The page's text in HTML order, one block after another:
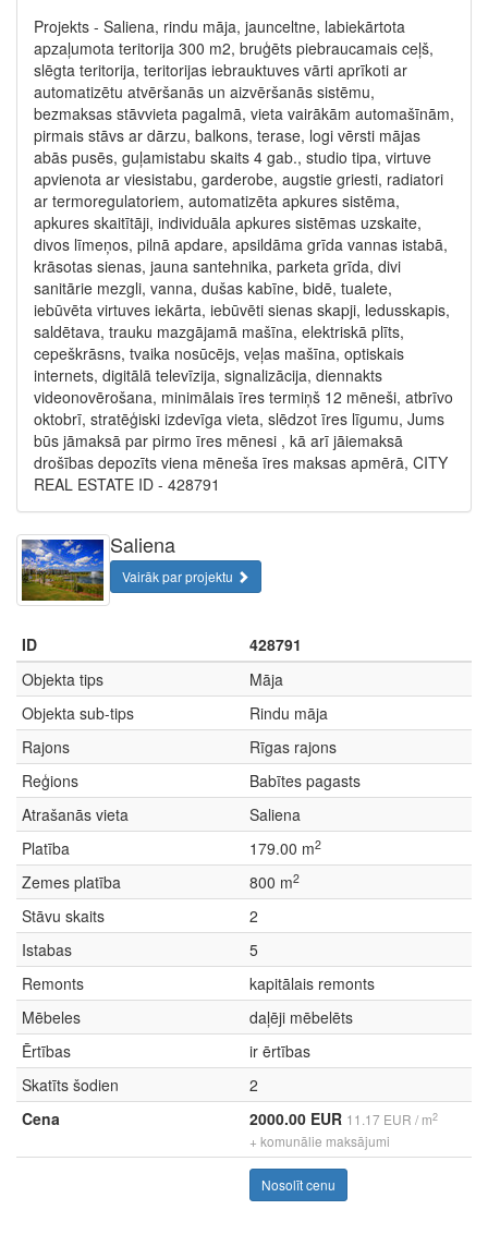
Projekts - Saliena, rindu māja, jaunceltne, labiekārtota
apzaļumota teritorija 300 m2, bruģēts piebraucamais ceļš,
slēgta teritorija, teritorijas iebrauktuves vārti aprīkoti ar
automatizētu atvēršanās un aizvēršanās sistēmu,
bezmaksas stāvvieta pagalmā, vieta vairākām automašīnām,
pirmais stāvs ar dārzu, balkons, terase, logi vērsti mājas
abās pusēs, guļamistabu skaits 4 gab., studio tipa, virtuve
apvienota ar viesistabu, garderobe, augstie griesti, radiatori
ar termoregulatoriem, automatizēta apkures sistēma,
apkures skaitītāji, individuāla apkures sistēmas uzskaite,
divos līmeņos, pilnā apdare, apsildāma grīda vannas istabā,
krāsotas sienas, jauna santehnika, parketa grīda, divi
sanitārie mezgli, vanna, dušas kabīne, bidē, tualete,
iebūvēta virtuves iekārta, iebūvēti sienas skapji, ledusskapis,
saldētava, trauku mazgājamā mašīna, elektriskā plīts,
cepeškrāsns, tvaika nosūcējs, veļas mašīna, optiskais
internets, digitālā televīzija, signalizācija, diennakts
videonovērošana, minimālais īres termiņš 12 mēneši, atbrīvo
oktobrī, stratēģiski izdevīga vieta, slēdzot īres līgumu, Jums
būs jāmaksā par pirmo īres mēnesi , kā arī jāiemaksā
drošības depozīts viena mēneša īres maksas apmērā, CITY
REAL ESTATE ID - 428791
Saliena
Vairāk par projektu
ID
428791
Objekta tips
Māja
Objekta sub-tips
Rindu māja
Rajons
Rīgas rajons
Reģions
Babītes pagasts
Atrašanās vieta
Saliena
Platība
179.00 m2
Zemes platība 800 m2
Stāvu skaits
2
Istabas
5
Remonts
kapitālais remonts
Mēbeles
daļēji mēbelēts
Ērtības
ir ērtības
Skatīts šodien
2
Cena
2000.00 EUR 11.17 EUR / m2
+ komunālie maksājumi
Nosolīt cenu